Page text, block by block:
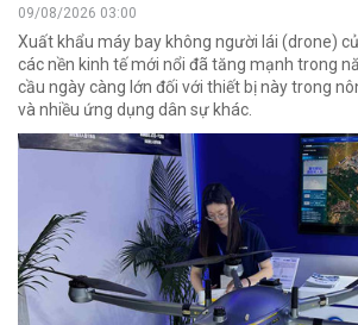
09/08/2026 03:00
Xuất khẩu máy bay không người lái (drone)
các nền kinh tế mới nổi đã tăng mạnh trong
cầu ngày càng lớn đối với thiết bị này trong
và nhiều ứng dụng dân sự khác.